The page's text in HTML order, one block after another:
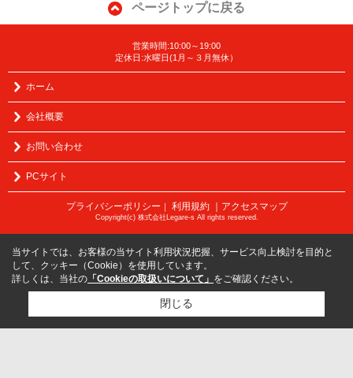
ページトップに戻る
営業時間:10:00～19:00
定休日:水曜日(1月～３月無休）
ホーム
会社概要
お問い合わせ
PCサイト
プライバシーポリシー 利用規約 ｜アクセスマップ
Copyright(c) 株式会社Legare-s All rights reserved.
当サイトでは、お客様の当サイト利用状況把握、サービス向上検討を目的と
して、クッキー（Cookie）を使用しています。
詳しくは、当社の 「Cookieの取扱いについて」 をご確認ください。
閉じる